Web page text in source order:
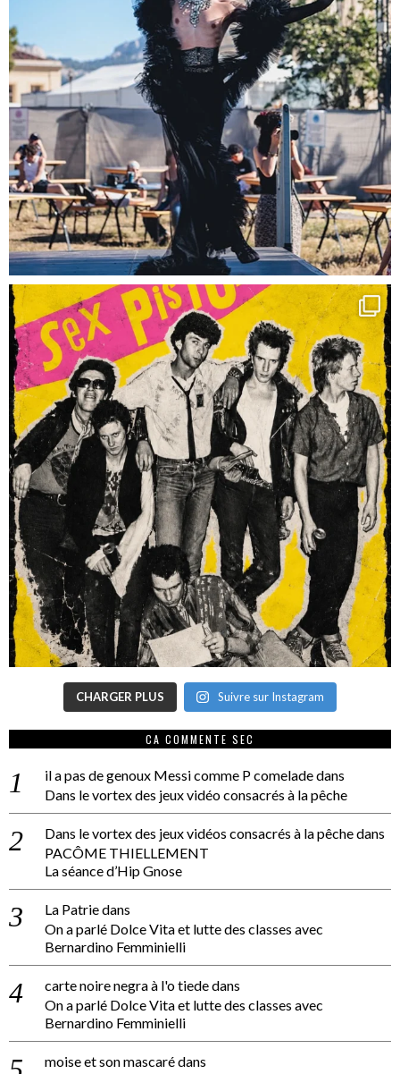
CHARGER PLUS Suivre sur Instagram
CA COMMENTE SEC
il a pas de genoux Messi comme P comeladedans
Dans le vortex des jeux vidéo consacrés à la pêche
Dans le vortex des jeux vidéos consacrés à la pêchedans
PACÔME THIELLEMENT
La séance d’Hip Gnose
La Patriedans
On a parlé Dolce Vita et lutte des classes avec
Bernardino Femminielli
carte noire negra à l'o tiededans
On a parlé Dolce Vita et lutte des classes avec
Bernardino Femminielli
moise et son mascarédans